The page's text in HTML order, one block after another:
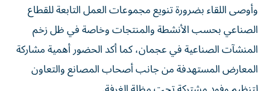
وأوصى اللقاء بضرورة تنويع مجموعات العمل التابعة للقطاع
الصناعي بحسب الأنشطة والمنتجات وخاصة في ظل زخم
المنشآت الصناعية في عجمان، كما أكد الحضور أهمية مشاركة
المعارض المستهدفة من جانب أصحاب المصانع والتعاون